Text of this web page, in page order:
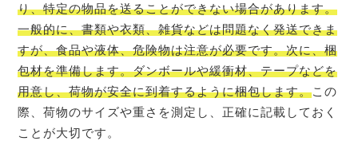
り、特定の物品を送ることができない場合があります。
一般的に、書類や衣類、雑貨などは問題なく発送できま
すが、食品や液体、危険物は注意が必要です。次に、梱
包材を準備します。ダンボールや緩衝材、テープなどを
用意し、荷物が安全に到着するように梱包します。この
際、荷物のサイズや重さを測定し、正確に記載しておく
ことが大切です。